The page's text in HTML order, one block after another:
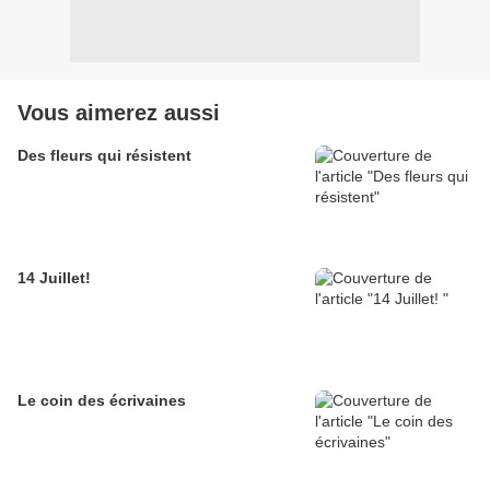
Vous aimerez aussi
Des fleurs qui résistent
14 Juillet!
Le coin des écrivaines